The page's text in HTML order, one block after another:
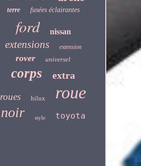
terre fusées éclairantes
ford nissan
extensions extension
rover universel
corps extra
roues hilux roue
noir style toyota